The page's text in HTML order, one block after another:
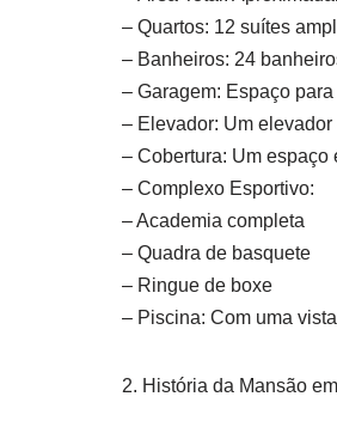
– Quartos: 12 suítes
– Banheiros: 24
– Garagem: Espaço
– Elevador: Um
– Cobertura: Um espaço
– Complexo Esportivo:
– Academia completa
– Quadra de basquete
– Ringue de boxe
– Piscina: Com uma
2. História da Mansão